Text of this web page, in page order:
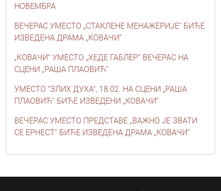
НОВЕМБРА
ВЕЧЕРАС УМЕСТО „СТАКЛЕНЕ МЕНАЖЕРИЈЕ“ БИЋЕ
ИЗВЕДЕНА ДРАМА „КОВАЧИ“
„КОВАЧИ“ УМЕСТО „ХЕДЕ ГАБЛЕР“ ВЕЧЕРАС НА
СЦЕНИ „РАША ПЛАОВИЋ“
УМЕСТО "ЗЛИХ ДУХА", 18.02. НА СЦЕНИ „РАША
ПЛАОВИЋ“ БИЋЕ ИЗВЕДЕНИ „КОВАЧИ“
ВЕЧЕРАС УМЕСТО ПРЕДСТАВЕ „ВАЖНО ЈЕ ЗВАТИ
СЕ ЕРНЕСТ“ БИЋЕ ИЗВЕДЕНА ДРАМА „КОВАЧИ“